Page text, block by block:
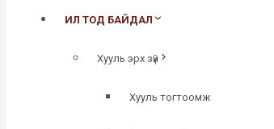
ИЛ ТОД БАЙДАЛ
Хууль эрх зүй
Хууль тогтоомж